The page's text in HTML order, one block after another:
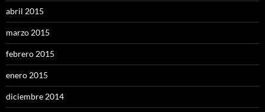
abril 2015
marzo 2015
febrero 2015
enero 2015
diciembre 2014